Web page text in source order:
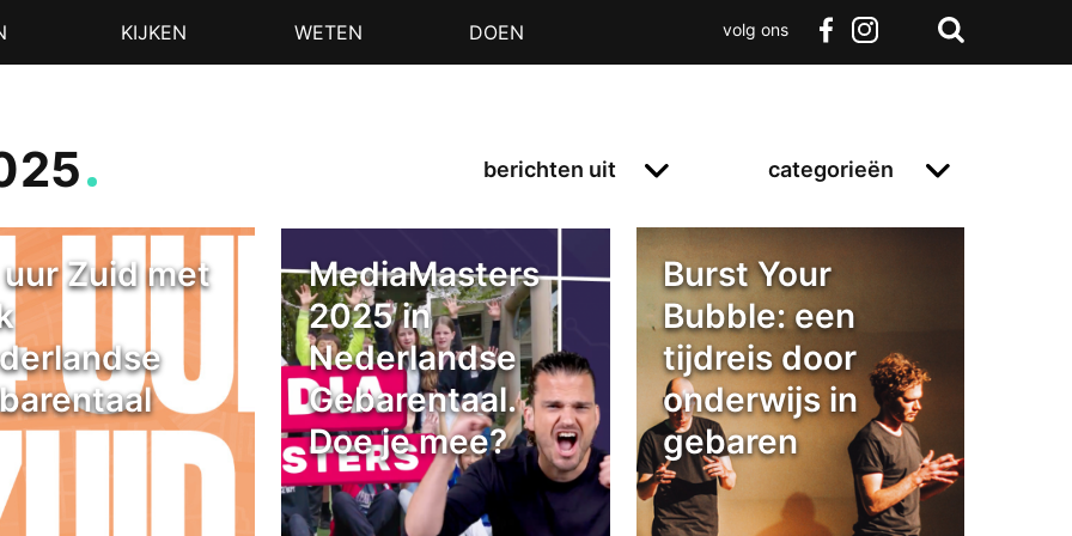
KIJKEN WETEN DOEN
volg ons
berichten uit categorieën
Zuid met
MediaMasters
2025 in
Nederlandse
Gebarentaal.
Doe je mee?
Burst Your
Bubble: een
tijdreis door
onderwijs in
gebaren
Zoeken
Terug